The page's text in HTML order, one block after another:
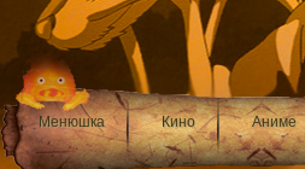
Менюшка Кино Аниме